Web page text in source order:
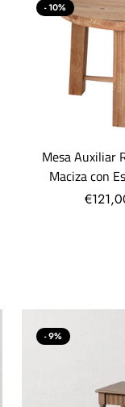
- 10%
Mesa Auxiliar
Maciza con
- 9%